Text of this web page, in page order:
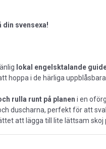
din svensexa!
lokal engelsktalande
hoppa i de härliga
rulla runt på planen i en
duscharna, perfekt för att
att lägga till lite lättsam skoj